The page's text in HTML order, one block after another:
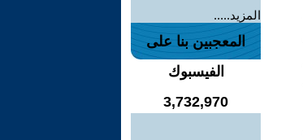
المزيد.....
المعجبين بنا على
الفيسبوك
3,732,970